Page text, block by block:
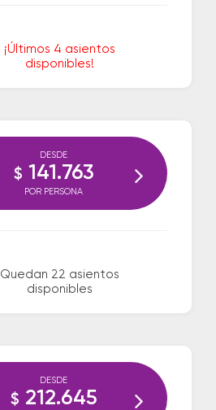
¡Últimos 4 asientos
disponibles!
Quedan 22 asientos
disponibles
DESDE
$ 141.763
POR PERSONA
DESDE
$ 212.645